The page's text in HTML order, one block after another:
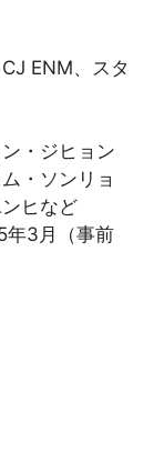
ENM、スタ
・ジヒョン
・ソンリョ
ヒなど
年3月（事前